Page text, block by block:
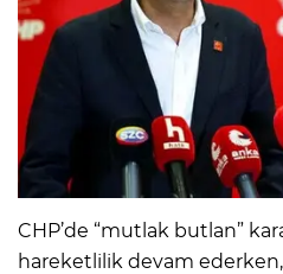
CHP’de “mutlak butlan”
hareketlilik devam ederken,